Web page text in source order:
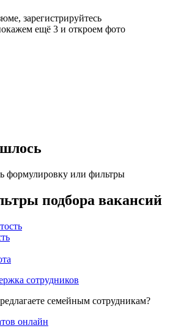
зарегистрируйтесь
ещё 3 и откроем фото
формулировку или фильтры
подбора вакансий
сотрудников
семейным сотрудникам?
онлайн